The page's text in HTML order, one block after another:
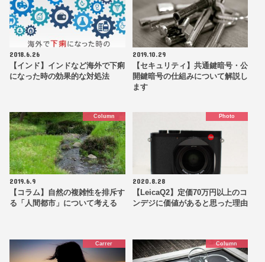
2018.6.26
【インド】インドなど海外で下痢
になった時の効果的な対処法
2019.10.29
【セキュリティ】共通鍵暗号・公
開鍵暗号の仕組みについて解説し
ます
Column
2019.6.9
【コラム】自然の複雑性を排斥す
る「人間都市」について考える
Photo
2020.8.28
【LeicaQ2】定価70万円以上のコ
ンデジに価値があると思った理由
Carrer Column